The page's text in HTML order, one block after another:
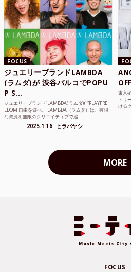
FOCUS
ジュエリーブランドLAMBDA
(ラムダ)が 渋谷パルコでPOPU
P S...
ジュエリーブランド“LAMBDA( ラムダ))” “PLAYFRE
EDOM 自由を遊べ。 LAMBDA（ラムダ）は、有限
な資源を無限のクリエイティブで追...
2025.1.16 ヒラバヤシ
東京
トリ
ける
MORE
FOCUS